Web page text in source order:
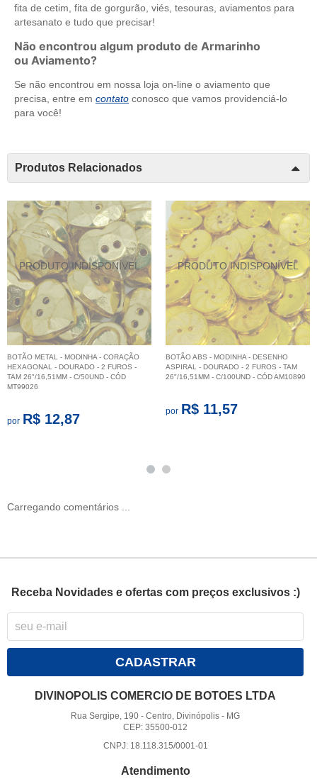
fita de cetim, fita de gorgurão, viés, tesouras, aviamentos para
artesanato e tudo que precisar!
Não encontrou algum produto de Armarinho
ou Aviamento?
Se não encontrou em nossa loja on-line o aviamento que
precisa, entre em contato conosco que vamos providenciá-lo
para você!
Produtos Relacionados
BOTÃO METAL - MODINHA - CORAÇÃO
HEXAGONAL - DOURADO - 2 FUROS -
TAM 26"/16,51MM - C/50UND - CÓD
MT99026
por R$ 12,87
BOTÃO ABS - MODINHA - DESENHO
ASPIRAL - DOURADO - 2 FUROS - TAM
26"/16,51MM - C/100UND - CÓD AM10890
por R$ 11,57
Carregando comentários ...
Receba Novidades e ofertas com preços exclusivos :)
CADASTRAR
DIVINOPOLIS COMERCIO DE BOTOES LTDA
Rua Sergipe, 190 -Centro, Divinópolis - MG
CEP: 35500-012
CNPJ: 18.118.315/0001-01
Atendimento